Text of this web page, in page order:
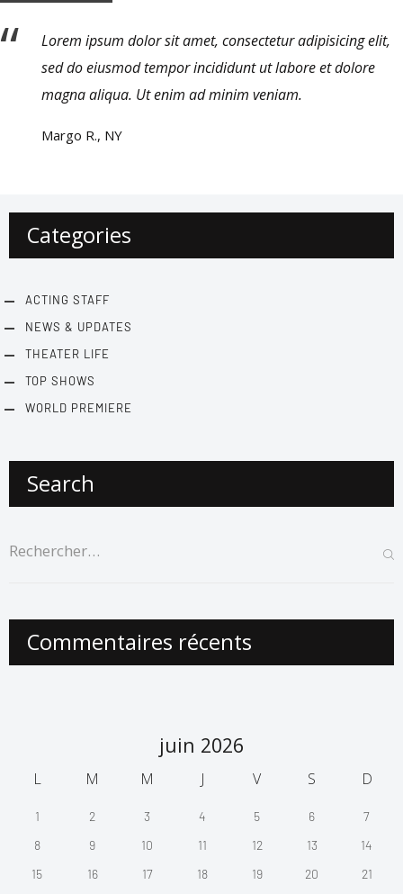
Lorem ipsum dolor sit amet, consectetur adipisicing elit,
sed do eiusmod tempor incididunt ut labore et dolore
magna aliqua. Ut enim ad minim veniam.
Margo R., NY
Categories
ACTING STAFF
NEWS & UPDATES
THEATER LIFE
TOP SHOWS
WORLD PREMIERE
Search
Commentaires récents
juin 2026
L M M J V S D
1 2 3 4 5 6
7
8
9 10 11 12 13
14
15
16 17 18 19 20
21